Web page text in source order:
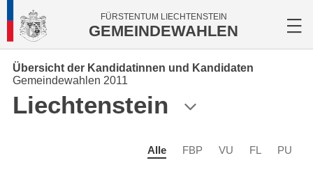
FÜRSTENTUM LIECHTENSTEIN
GEMEINDEWAHLEN
Übersicht der Kandidatinnen und Kandidaten
Gemeindewahlen 2011
Liechtenstein
Alle FBP VU FL PU